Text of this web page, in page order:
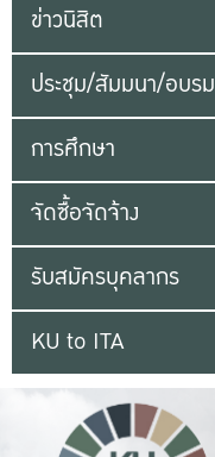
ข่าวนิสิต
ประชุม/สัมมนา/อบรม
การศึกษา
จัดซื้อจัดจ้าง
รับสมัครบุคลากร
KU to ITA